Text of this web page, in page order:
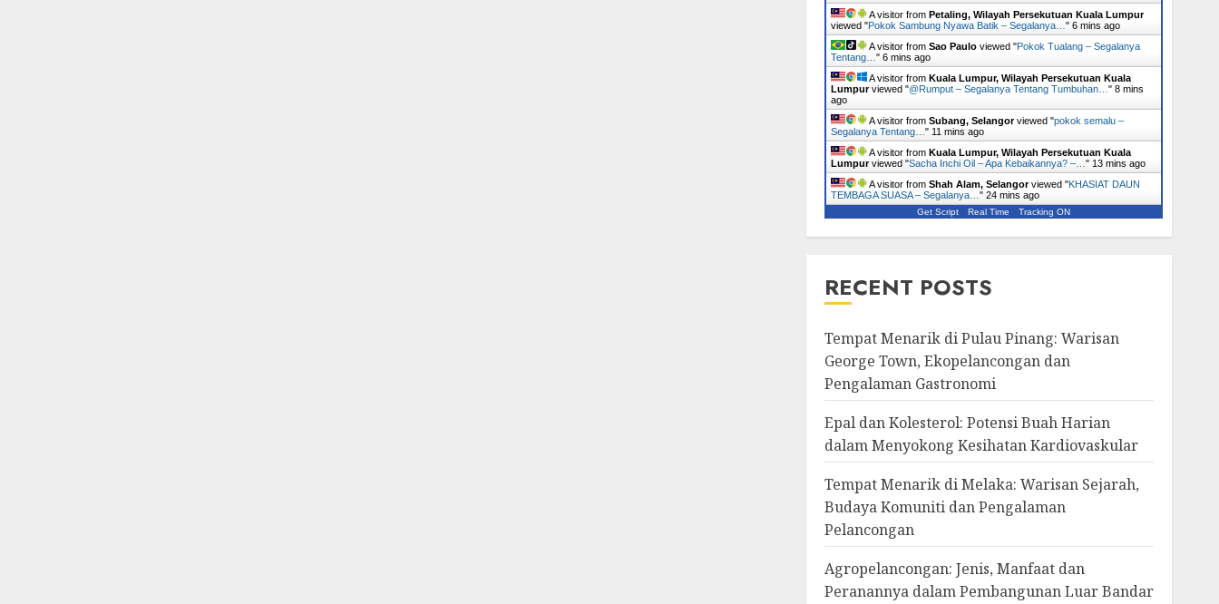
A visitor from Petaling, Wilayah Persekutuan Kuala Lumpur
viewed "Pokok Sambung Nyawa Batik – Segalanya… " 6 mins ago
A visitor from Sao Pauloviewed "Pokok Tualang – Segalanya
Tentang… " 6 mins ago
A visitor from Kuala Lumpur, Wilayah Persekutuan Kuala
Lumpurviewed "@Rumput – Segalanya Tentang Tumbuhan… " 8 mins
ago
A visitor from Subang, Selangorviewed "pokok semalu –
Segalanya Tentang… " 11 mins ago
A visitor from Kuala Lumpur, Wilayah Persekutuan Kuala
Lumpurviewed "Sacha Inchi Oil – Apa Kebaikannya? –… " 13 mins ago
A visitor from Shah Alam, Selangorviewed "KHASIAT DAUN
TEMBAGA SUASA – Segalanya… " 24 mins ago
Get Script Real Time Tracking ON
RECENT POSTS
Tempat Menarik di Pulau Pinang: Warisan
George Town, Ekopelancongan dan
Pengalaman Gastronomi
Epal dan Kolesterol: Potensi Buah Harian
dalam Menyokong Kesihatan Kardiovaskular
Tempat Menarik di Melaka: Warisan Sejarah,
Budaya Komuniti dan Pengalaman
Pelancongan
Agropelancongan: Jenis, Manfaat dan
Peranannya dalam Pembangunan Luar Bandar